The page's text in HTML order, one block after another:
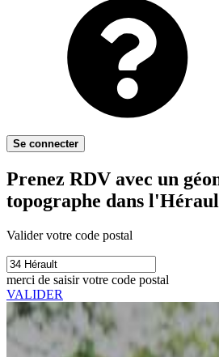
Se connecter
Prenez RDV avec un
topographe dans
Valider votre code postal
merci de saisir votre code postal
VALIDER